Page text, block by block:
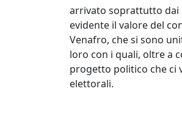
arrivato soprattutto dai
evidente il valore del
Venafro, che si sono
loro con i quali, oltre a
progetto politico che ci
elettorali.